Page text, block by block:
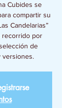
Cubides se
compartir su
Candelarias”
recorrido por
de
versiones.